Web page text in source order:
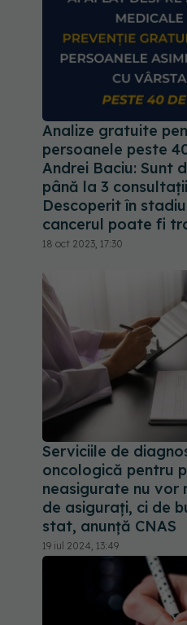
Analize gratuite
persoanele peste
Andrei Baciu: Sunt
până la 3
Descoperit în
cancerul poate fi
18 oct 2023, 17:30
Serviciile de
oncologică pentru
neasigurate nu vor
de asigurați, ci de
stat, anunță CNAS
19 iul 2024, 13:49